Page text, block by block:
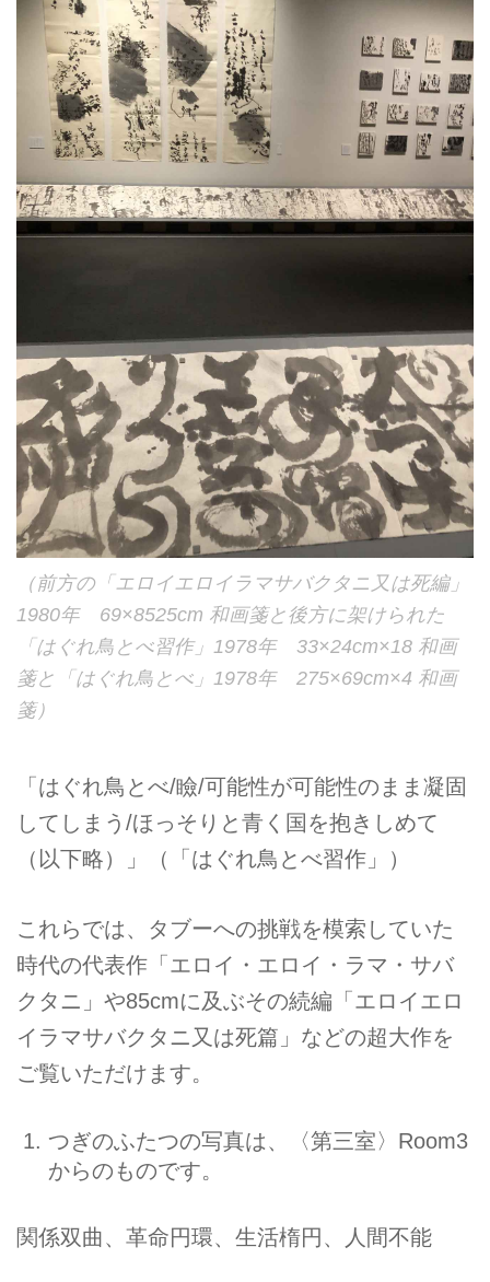
（前方の「エロイエロイラマサバクタニ又は死編」
1980年 69×8525cm 和画箋と後方に架けられた
「はぐれ鳥とべ習作」1978年 33×24cm×18 和画
箋と「はぐれ鳥とべ」1978年 275×69cm×4 和画
箋）
「はぐれ鳥とべ/瞼/可能性が可能性のまま凝固
してしまう/ほっそりと青く国を抱きしめて
（以下略）」（「はぐれ鳥とべ習作」）
これらでは、タブーへの挑戦を模索していた
時代の代表作「エロイ・エロイ・ラマ・サバ
クタニ」や85cmに及ぶその続編「エロイエロ
イラマサバクタニ又は死篇」などの超大作を
ご覧いただけます。
つぎのふたつの写真は、〈第三室〉Room3
からのものです。
関係双曲、革命円環、生活楕円、人間不能